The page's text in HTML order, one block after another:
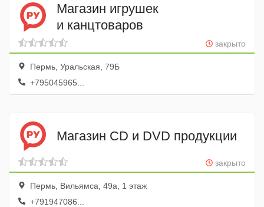
Магазин игрушек
и канцтоваров
закрыто
Пермь, Уральская, 79Б
+795045965...
Магазин CD и DVD продукции
закрыто
Пермь, Вильямса, 49а, 1 этаж
+791947086...